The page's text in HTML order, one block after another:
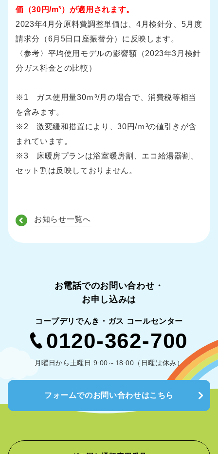
価（30円/m³）が適用されます。
2023年4月分原料費調整単価は、4月検針分、5月度
請求分（6月5日口座振替分）に反映します。
〈参考〉平均使用モデルの影響額（2023年3月検針
分ガス料金との比較）
※1 ガス使用量30ｍ³/月の場合で、消費税等相当
を含みます。
※2 激変緩和措置により、30円/ｍ³の値引きが含
まれています。
※3 床暖房プランは浴室暖房割、エコ給湯器割、
セット割は反映しておりません。
お知らせ一覧へ
お電話でのお問い合わせ・
お申し込みは
コープデリでんき・ガス コールセンター
0120-362-700
月曜日から土曜日 9:00～18:00（日曜は休み）
フォームでのお問い合わせはこちら